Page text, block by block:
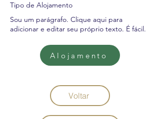
Tipo de Alojamento
Sou um parágrafo. Clique aqui para
adicionar e editar seu próprio texto. É fácil.
Alojamento
Voltar